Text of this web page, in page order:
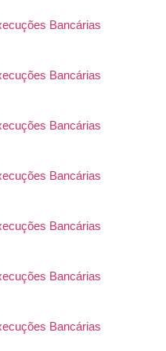
Bancárias
Bancárias
Bancárias
Bancárias
Bancárias
Bancárias
Bancárias